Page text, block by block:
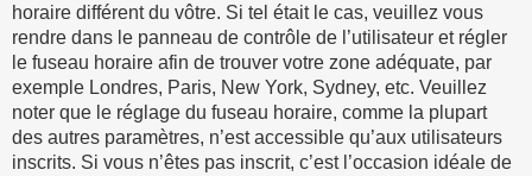
horaire différent du vôtre. Si tel était le cas, veuillez vous
rendre dans le panneau de contrôle de l’utilisateur et régler
le fuseau horaire afin de trouver votre zone adéquate, par
exemple Londres, Paris, New York, Sydney, etc. Veuillez
noter que le réglage du fuseau horaire, comme la plupart
des autres paramètres, n’est accessible qu’aux utilisateurs
inscrits. Si vous n’êtes pas inscrit, c’est l’occasion idéale de